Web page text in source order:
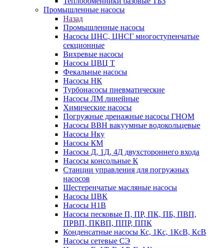
Промышленные насосы
Назад
Промышленные насосы
Насосы ЦНС, ЦНСГ многоступенчатые
секционные
Вихревые насосы
Насосы ЦВЦ Т
Фекальные насосы
Насосы НК
Турбонасосы пневматические
Насосы ЛМ линейные
Химические насосы
Погружные дренажные насосы ГНОМ
Насосы ВВН вакуумные водокольцевые
Насосы Нку
Насосы КМ
Насосы Д, 1Д, 4Д двухстороннего входа
Насосы консольные К
Станции управления для погружных
насосов
Шестеренчатые масляные насосы
Насосы ЦВК
Насосы Н1В
Насосы песковые П, ПР, ПК, ПБ, ПВП,
ПРВП, ПКВП, ППР, ППК
Конденсатные насосы Кс, 1Кс, 1КсВ, КсВ
Насосы сетевые СЭ